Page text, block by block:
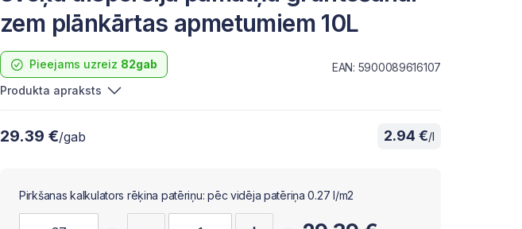
zem plānkārtas apmetumiem 10L
Pieejams uzreiz 82gab
EAN: 5900089616107
Produkta apraksts
29.39 €/gab 2.94 €/l
Pirkšanas kalkulators rēķina patēriņu: pēc vidēja patēriņa 0.27 l/m2